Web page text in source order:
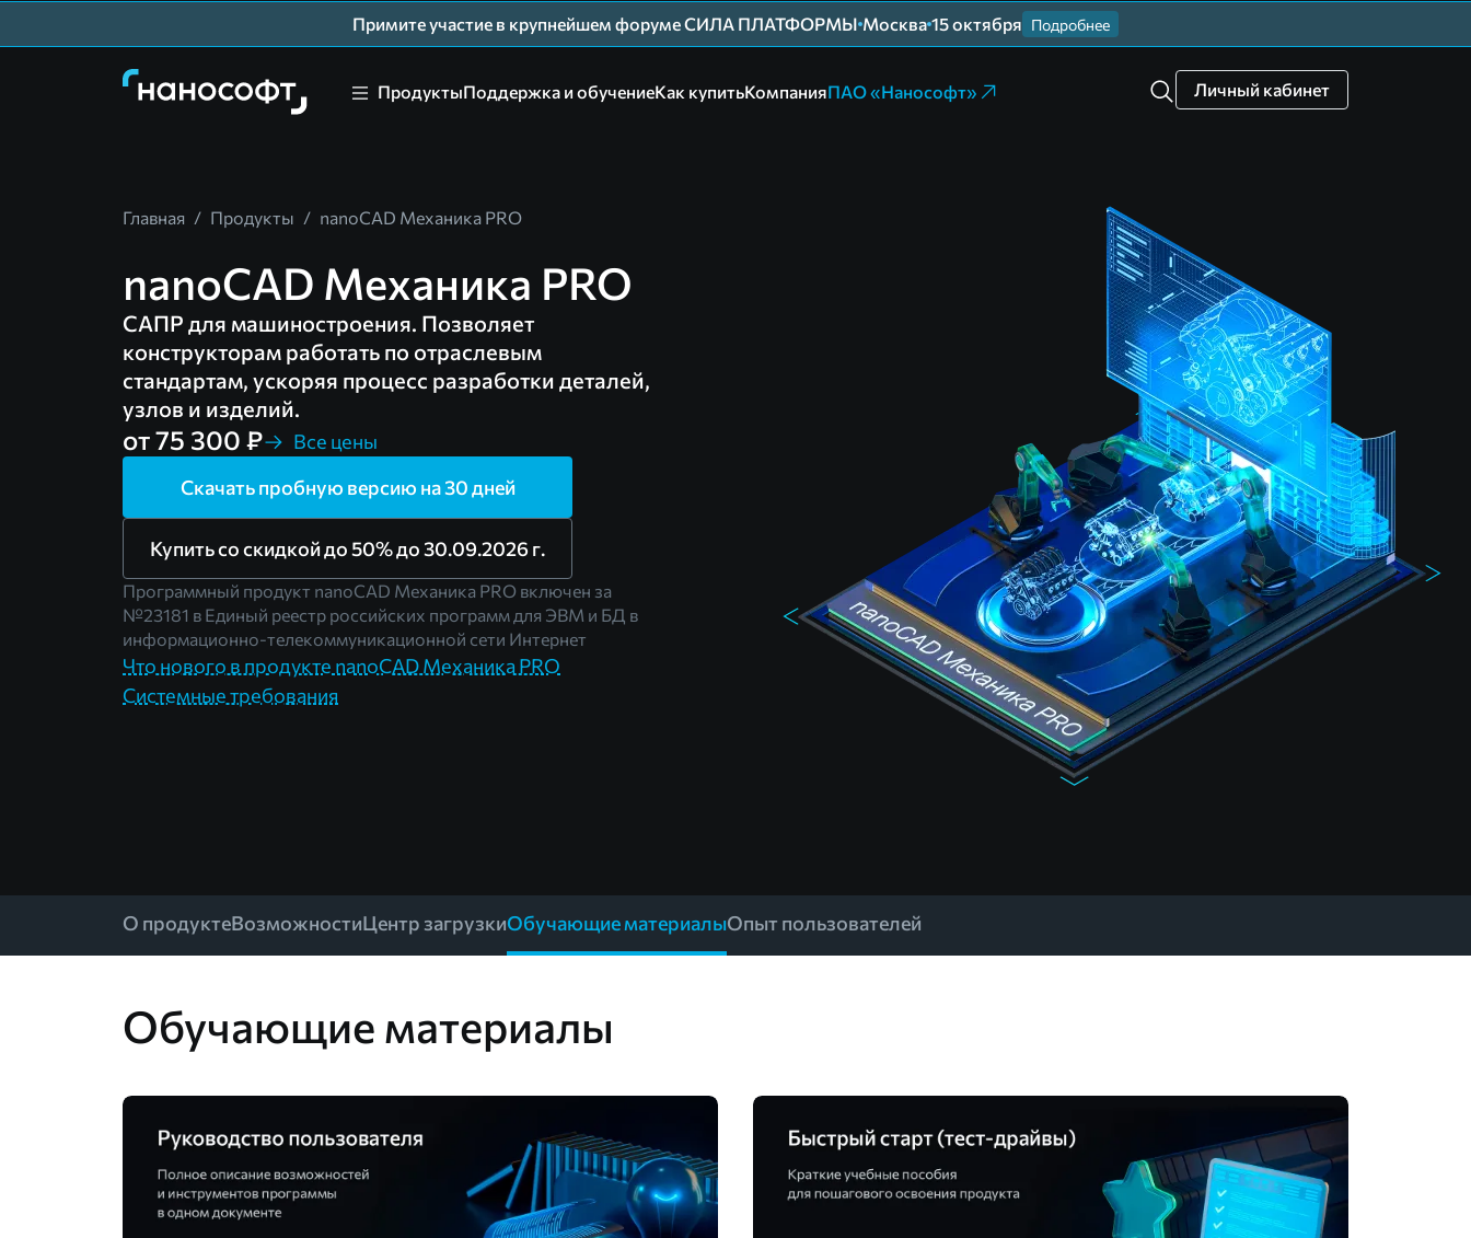
Примите участие в крупнейшем форуме СИЛА ПЛАТФОРМЫ Москва 15 октября Подробнее
ПродуктыПоддержка и обучениеКак купитьКомпанияПАО «Нанософт» Личный кабинет
Главная / Продукты / nanoCAD Механика PRO
nanoCAD Механика PRO
САПР для машиностроения. Позволяет
конструкторам работать по отраслевым
стандартам, ускоряя процесс разработки деталей,
узлов и изделий.
от 75 300 ₽
Все цены
Скачать пробную версию на 30 дней
Купить со скидкой до 50% до 30.09.2026 г.
Программный продукт nanoCAD Механика PRO включен за
№23181 в Единый реестр российских программ для ЭВМ и БД в
информационно-телекоммуникационной сети Интернет
Что нового в продукте nanoCAD Механика PRO
Системные требования
О продуктеВозможностиЦентр загрузкиОбучающие материалыОпыт пользователей
Обучающие материалы